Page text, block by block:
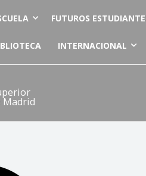
FUTUROS
INTERNACIONAL
Madrid